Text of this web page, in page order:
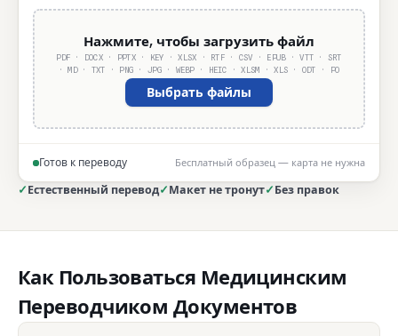
Нажмите, чтобы загрузить файл
PDF · DOCX · PPTX · KEY · XLSX · RTF · CSV · EPUB · VTT · SRT
· MD · TXT · PNG · JPG · WEBP · HEIC · XLSM · XLS · ODT · PO
Выбрать файлы
Готов к переводу Бесплатный образец — карта не нужна
✓Естественный перевод✓Макет не тронут✓Без правок
Как Пользоваться Медицинским
Переводчиком Документов